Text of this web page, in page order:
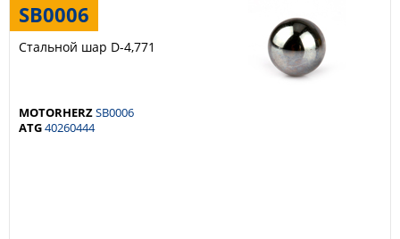
SB0006
Стальной шар D-4,771
MOTORHERZSB0006
ATG40260444